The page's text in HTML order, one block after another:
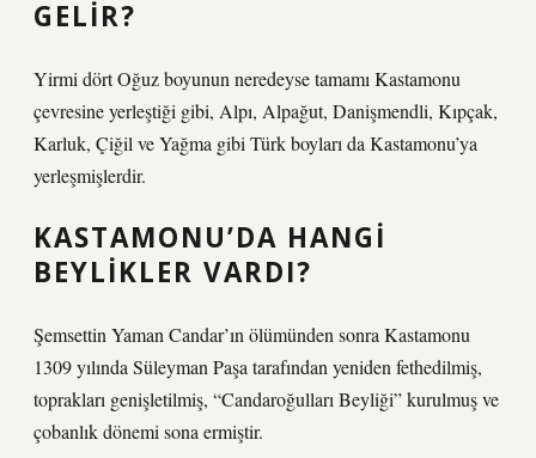
GELIR?
Yirmi dört Oğuz boyunun neredeyse tamamı Kastamonu
çevresine yerleştiği gibi, Alpı, Alpağut, Danişmendli, Kıpçak,
Karluk, Çiğil ve Yağma gibi Türk boyları da Kastamonu’ya
yerleşmişlerdir.
KASTAMONU’DA HANGI
BEYLIKLER VARDI?
Şemsettin Yaman Candar’ın ölümünden sonra Kastamonu
1309 yılında Süleyman Paşa tarafından yeniden fethedilmiş,
toprakları genişletilmiş, “Candaroğulları Beyliği” kurulmuş ve
çobanlık dönemi sona ermiştir.